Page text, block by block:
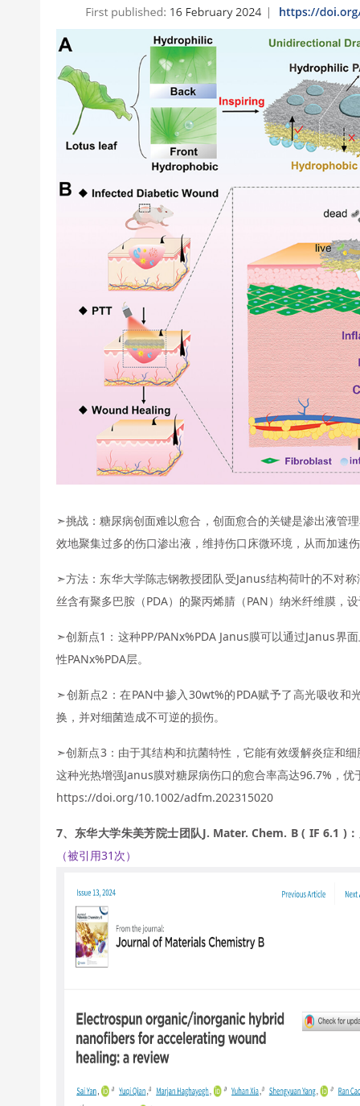
➣挑战：糖尿病创面难以愈合，创面愈合的关键是渗出液管
效地聚集过多的伤口渗出液，维持伤口床微环境，从而加速
➣方法：东华大学陈志钢教授团队受Janus结构荷叶的不对
丝含有聚多巴胺（PDA）的聚丙烯腈（PAN）纳米纤维膜，
➣创新点1：这种PP/PANx%PDA Janus膜可以通过Janus界
性PANx%PDA层。
➣创新点2：在PAN中掺入30wt%的PDA赋予了高光吸收
换，并对细菌造成不可逆的损伤。
➣创新点3：由于其结构和抗菌特性，它能有效缓解炎症和
这种光热增强Janus膜对糖尿病伤口的愈合率高达96.7%，优
https://doi.org/10.1002/adfm.202315020
7、东华大学朱美芳院士团队J. Mater. Chem. B ( IF 6.1 )
（被引用31次）